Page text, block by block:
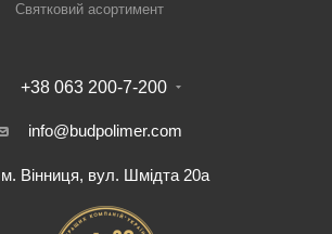
Святковий асортимент
+38 063 200-7-200
info@budpolimer.com
м. Вінниця, вул. Шмідта 20а